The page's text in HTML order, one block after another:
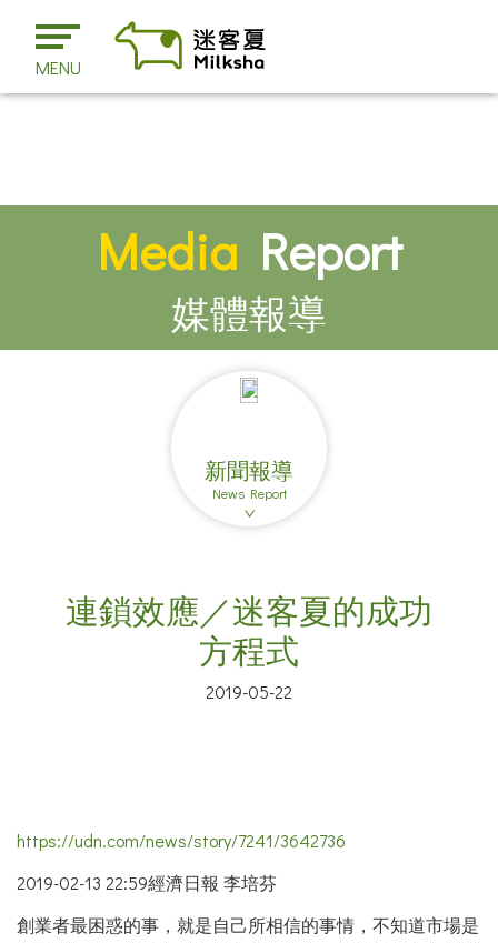
MENU
Media Report
媒體報導
新聞報導
News Report
連鎖效應／迷客夏的成功
方程式
2019-05-22
https://udn.com/news/story/7241/3642736
2019-02-13 22:59經濟日報 李培芬
創業者最困惑的事，就是自己所相信的事情，不知道市場是